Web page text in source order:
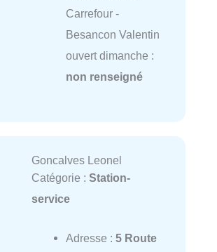
Carrefour -
Besancon Valentin
ouvert dimanche :
non renseigné
Goncalves Leonel
Catégorie : Station-
service
Adresse : 5 Route